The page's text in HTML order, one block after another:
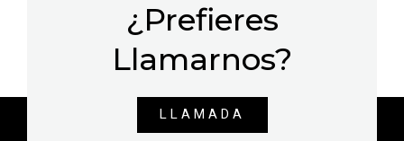
¿Prefieres
Llamarnos?
LLAMADA